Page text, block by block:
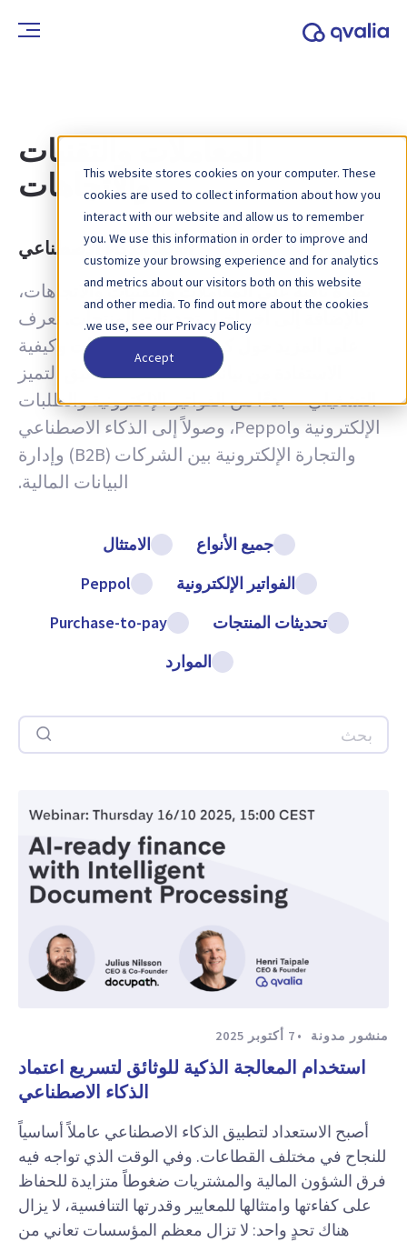
This website stores cookies on your computer. These
cookies are used to collect information about how you
interact with our website and allow us to remember
you. We use this information in order to improve and
customize your browsing experience and for analytics
and metrics about our visitors both on this website
and other media. To find out more about the cookies
we use, see our Privacy Policy.
Accept
المعاملات والتقنيات
والاتجاهات
الذكاء الاصطناعي
نظرة ثاقبة على المعاملات والتقنيات والاتجاهات،
بالإضافة إلى آخر أخبار تحديثات المنتجات. تعرف
على المزيد حول كيفية تحسين العمليات وكيفية
الاستفادة من بيانات المعاملات لتحقيق التميز
التشغيلي — بدءًا من الفواتير الإلكترونية والطلبات
الإلكترونية وPeppol، وصولاً إلى الذكاء الاصطناعي
والتجارة الإلكترونية بين الشركات (B2B) وإدارة
البيانات المالية.
جميع الأنواع
الامتثال
الفواتير الإلكترونية
Peppol
تحديثات المنتجات
Purchase-to-pay
الموارد
منشور مدونة 7 أكتوبر 2025
استخدام المعالجة الذكية للوثائق لتسريع اعتماد
الذكاء الاصطناعي
أصبح الاستعداد لتطبيق الذكاء الاصطناعي عاملاً أساسياً
للنجاح في مختلف القطاعات. وفي الوقت الذي تواجه فيه
فرق الشؤون المالية والمشتريات ضغوطاً متزايدة للحفاظ
على كفاءتها وامتثالها للمعايير وقدرتها التنافسية، لا يزال
هناك تحدٍ واحد: لا تزال معظم المؤسسات تعاني من